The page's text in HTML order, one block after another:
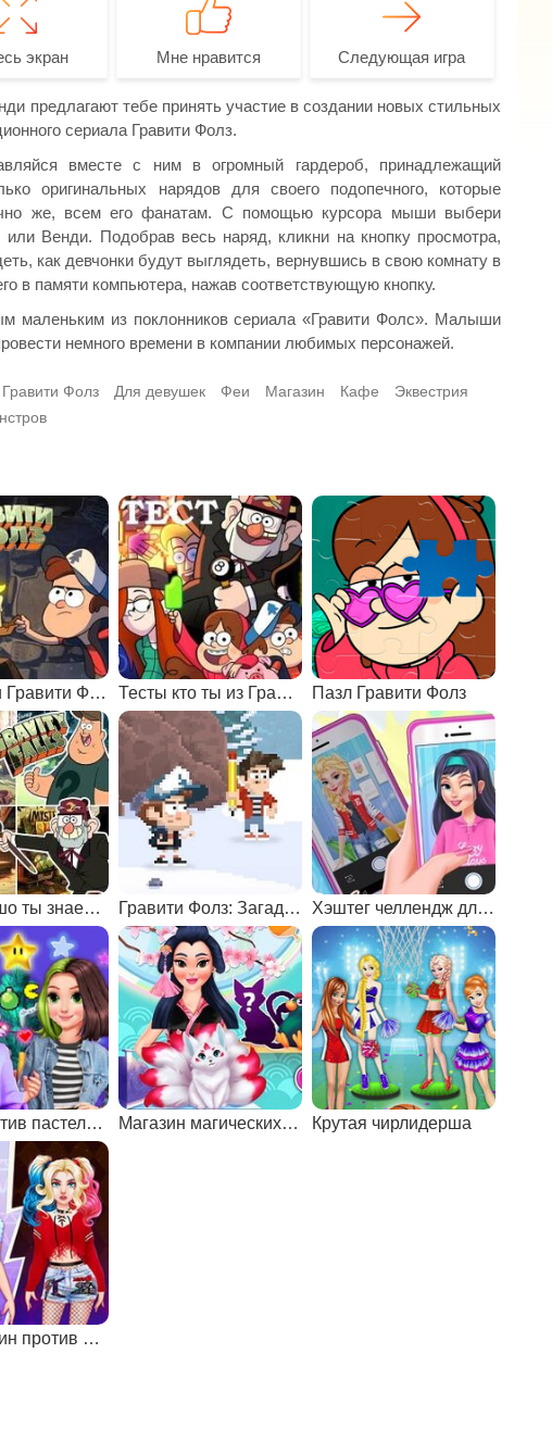
экран Мне нравится Следующая игра
предлагают тебе принять участие в создании новых стильных
сериала Гравити Фолз.
вместе с ним в огромный гардероб, принадлежащий
оригинальных нарядов для своего подопечного, которые
же, всем его фанатам. С помощью курсора мыши выбери
Венди. Подобрав весь наряд, кликни на кнопку просмотра,
как девчонки будут выглядеть, вернувшись в свою комнату в
в памяти компьютера, нажав соответствующую кнопку.
маленьким из поклонников сериала «Гравити Фолс». Малыши
немного времени в компании любимых персонажей.
Гравити Фолз Для девушек Феи Магазин Кафе
Эквестрия
Бродилки Гравити Фолз Тесты кто ты из Гравити Фолз Пазл Гравити Фолз
Как хорошо ты знаешь Гравити Фолз Гравити Фолз: Загадочная земля Хэштег челлендж для Эльзы
Неон против пастель: декор елки Магазин магических существ Крутая чирлидерша
Харли Квин против Золушки: модная битва